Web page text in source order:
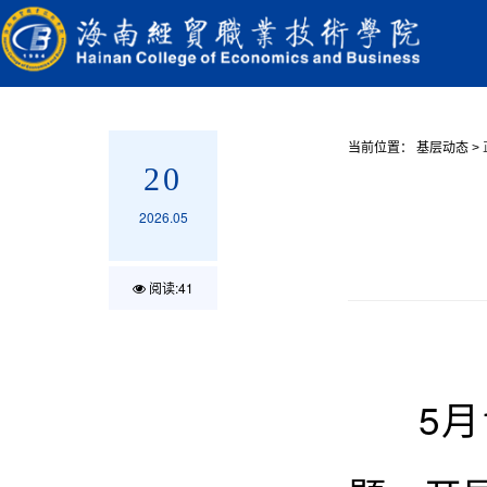
20
2026.05
阅读:41
当前位置： 基层动态 >
5月